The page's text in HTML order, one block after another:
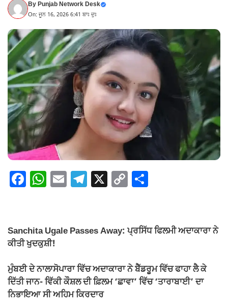
ByPunjab Network Desk
On: ਜੂਨ 16, 2026 6:41 ਬਾਃ ਦੁਃ
F
e
b
o
o
k
W
s
A
p
p
E T
gr
m
X C
y
n
k
e
Sanchita Ugale Passes Away: ਪ੍ਰਸਿੱਧ ਫਿਲਮੀ ਅਦਾਕਾਰਾ ਨੇ
ਕੀਤੀ ਖੁਦਕੁਸ਼ੀ!
ਮੁੰਬਈ ਦੇ ਨਾਲਾਸੋਪਾਰਾ ਵਿੱਚ ਅਦਾਕਾਰਾ ਨੇ ਬੈੱਡਰੂਮ ਵਿੱਚ ਫਾਹਾ ਲੈ ਕੇ
ਦਿੱਤੀ ਜਾਨ- ਵਿੱਕੀ ਕੌਸ਼ਲ ਦੀ ਫ਼ਿਲਮ ‘ਛਾਵਾ’ ਵਿੱਚ ‘ਤਾਰਾਬਾਈ’ ਦਾ
ਨਿਭਾਇਆ ਸੀ ਅਹਿਮ ਕਿਰਦਾਰ